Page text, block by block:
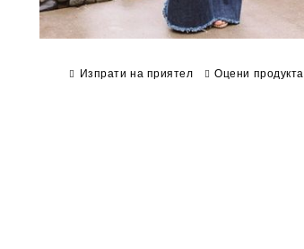
Изпрати на приятел Оцени продукта